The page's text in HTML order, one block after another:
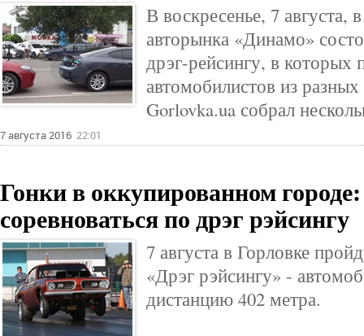
В воскресенье, 7 августа,
авторынка «Динамо»
дрэг-рейсингу, в которых
автомобилистов из
Gorlovka.ua собрал
7 августа 2016 22:01
Гонки в оккупированном
соревноваться по дрэг рэйсингу
7 августа в Горловке
«Дрэг рэйсингу» -
дистанцию 402 метра.